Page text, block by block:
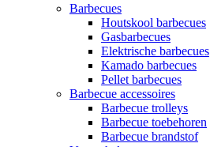
Barbecues
Houtskool barbecues
Gasbarbecues
Elektrische barbecues
Kamado barbecues
Pellet barbecues
Barbecue accessoires
Barbecue trolleys
Barbecue toebehoren
Barbecue brandstof